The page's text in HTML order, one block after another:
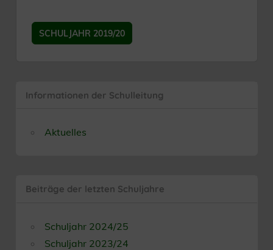
SCHULJAHR 2019/20
Informationen der Schulleitung
Aktuelles
Beiträge der letzten Schuljahre
Schuljahr 2024/25
Schuljahr 2023/24